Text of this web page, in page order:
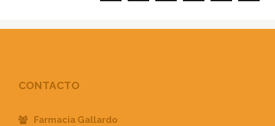
CONTACTO
Farmacia Gallardo